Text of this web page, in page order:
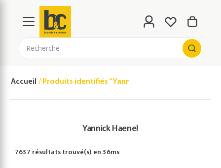
Recherche
Accueil Produits identifiés “Yannick Haenel”
Yannick Haenel
7637 résultats trouvé(s) en36ms